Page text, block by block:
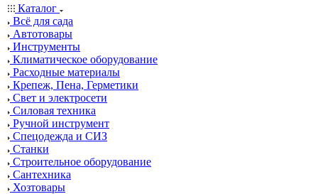
Каталог
Всё для сада
Автотовары
Инструменты
Климатическое оборудование
Расходные материалы
Крепеж, Пена, Герметики
Свет и электросети
Силовая техника
Ручной инструмент
Спецодежда и СИЗ
Станки
Строительное оборудование
Сантехника
Хозтовары